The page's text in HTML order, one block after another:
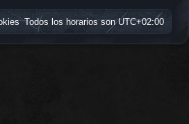
Todos los horarios sonUTC+02:00